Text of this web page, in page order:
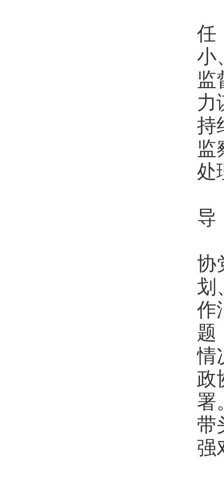
任
小
监
力
持
监
处
导
协
划
作
题
情
政
署
带
强